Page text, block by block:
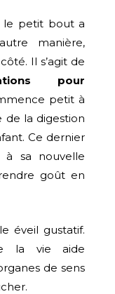
le petit bout a
manière,
Il s’agit de
pour
petit à
de la digestion
Ce dernier
sa nouvelle
goût en
éveil gustatif.
la vie aide
de sens